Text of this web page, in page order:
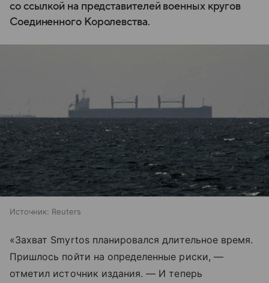
со ссылкой на представителей военных кругов
Соединенного Королевства.
Источник: Reuters
«Захват Smyrtos планировался длительное время.
Пришлось пойти на определенные риски, —
отметил источник издания. — И теперь